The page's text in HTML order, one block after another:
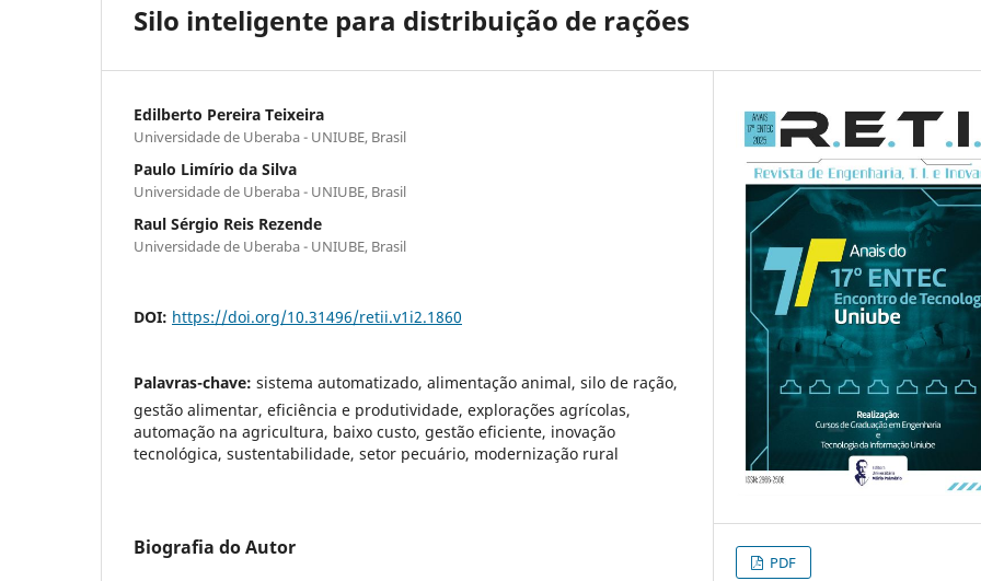
Silo inteligente para distribuição de rações
Edilberto Pereira Teixeira
Universidade de Uberaba - UNIUBE, Brasil
Paulo Limírio da Silva
Universidade de Uberaba - UNIUBE, Brasil
Raul Sérgio Reis Rezende
Universidade de Uberaba - UNIUBE, Brasil
DOI: https://doi.org/10.31496/retii.v1i2.1860
Palavras-chave: sistema automatizado, alimentação animal, silo de ração,
gestão alimentar, eficiência e produtividade, explorações agrícolas,
automação na agricultura, baixo custo, gestão eficiente, inovação
tecnológica, sustentabilidade, setor pecuário, modernização rural
Biografia do Autor
PDF